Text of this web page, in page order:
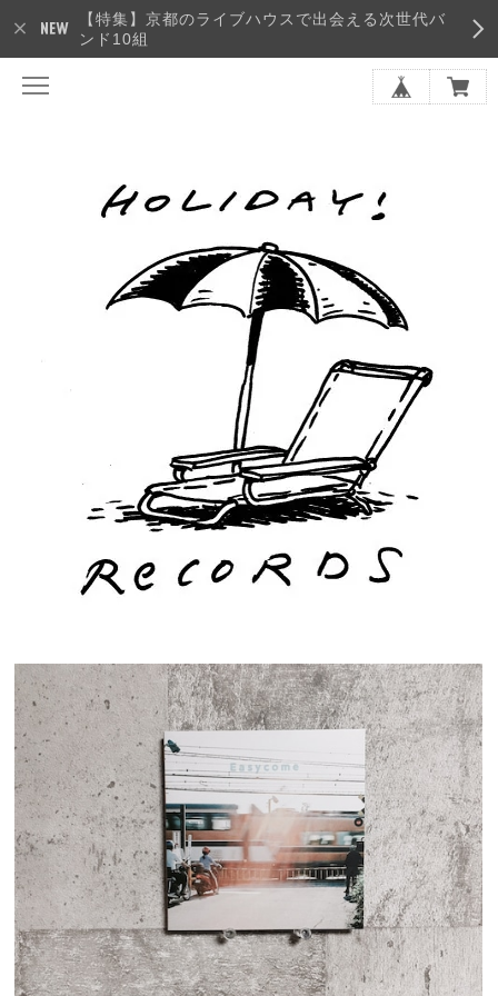
【特集】京都のライブハウスで出会える次世代バ
ンド10組